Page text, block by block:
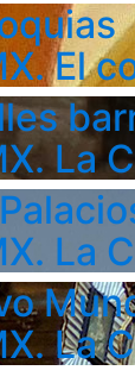
El
La
La
La